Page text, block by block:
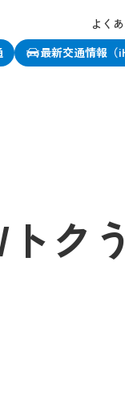
よく
最新交通情報（
ク